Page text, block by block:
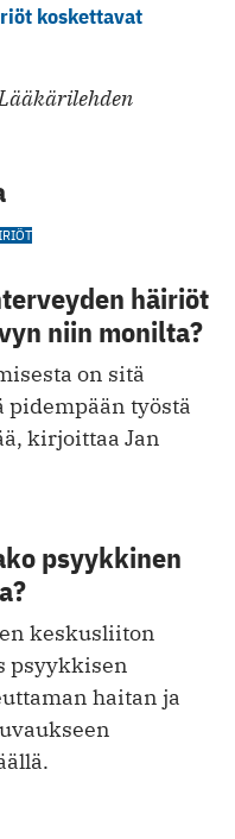
koskettavat
häiriöt
niin monilta?
on sitä
työstä
kirjoittaa Jan
psyykkinen
keskusliiton
psyykkisen
haitan ja